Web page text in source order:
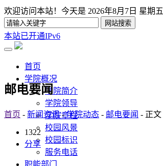
欢迎访问本站！今天是 2026年8月7日 星期五
本站已开通IPv6
首页
学院概况
学院简介
学院领导
学院章程
校园风景
校园标识
服务电话
职能部门
邮电要闻
首页 - 新闻资讯-学院动态 - 邮电要闻 - 正文
1322
分享